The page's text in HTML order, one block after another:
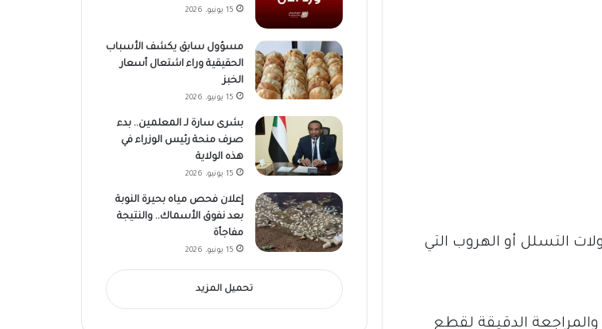
التسلل أو الهروب التي
الدقيقة لقطع
15 يونيو، 2026
مسؤول سابق يكشف الأسباب
الحقيقية وراء اشتعال أسعار
الخبز
15 يونيو، 2026
بشرى سارة لـ المعلمين.. بدء
صرف منحة رئيس الوزراء في
هذه الولاية
15 يونيو، 2026
إعلان فحص مياه بحيرة النوبة
بعد نفوق الأسماك.. والنتيجة
مفاجأة
15 يونيو، 2026
تحميل المزيد